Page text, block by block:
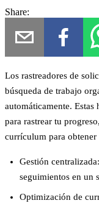
Share:
Los rastreadores de
búsqueda de trabajo
automáticamente. Estas
para rastrear tu progreso,
currículum para obtener
Gestión centralizada
seguimientos en un
Optimización de